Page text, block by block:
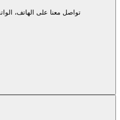
تواصل معنا على الهاتف،